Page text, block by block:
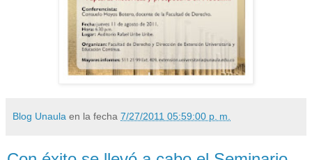
Blog Unaula en la fecha 7/27/2011 05:59:00 p. m.